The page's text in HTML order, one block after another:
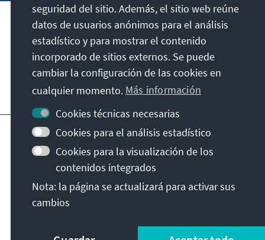
Dirección
Contacto
Visita también
Página principal de la KAS
Pie de imprenta
Protección de datos
Declaración sobre accesibilidad
Notificar barrera
Términos y condiciones generales
© Konrad-Adenauer-Stiftung e.V. 2026
seguridad del sitio. Además, el sitio web reúne
datos de usuarios anónimos para el análisis
estadístico y para mostrar el contenido
incorporado de sitios externos. Se puede
cambiar la configuración de las cookies en
cualquier momento. Más información
Cookies técnicas necesarias
Cookies para el análisis estadístico
Cookies para la visualización de los
contenidos integrados
Nota: la página se actualizará para activar sus
cambios